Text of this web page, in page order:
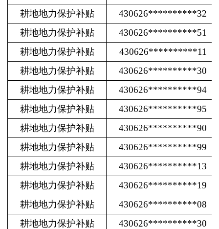
耕地地力保护补贴
430626**********32
耕地地力保护补贴
430626**********51
耕地地力保护补贴
430626**********11
耕地地力保护补贴
430626**********30
耕地地力保护补贴
430626**********94
耕地地力保护补贴
430626**********95
耕地地力保护补贴
430626**********90
耕地地力保护补贴
430626**********99
耕地地力保护补贴
430626**********13
耕地地力保护补贴
430626**********19
耕地地力保护补贴
430626**********08
耕地地力保护补贴
430626**********30